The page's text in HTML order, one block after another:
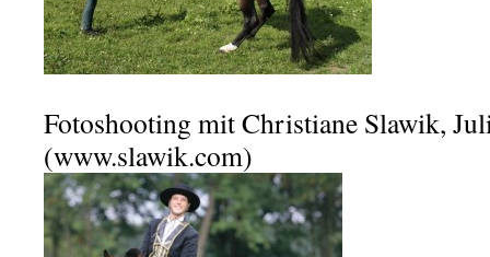
Fotoshooting mit Christiane Slawik,
(www.slawik.com)